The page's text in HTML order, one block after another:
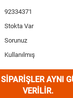
92334371
Stokta Var
Sorunuz
Kullanılmış
AYNI
VERILIR.